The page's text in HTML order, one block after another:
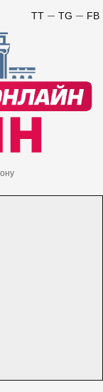
FB
TG
TT